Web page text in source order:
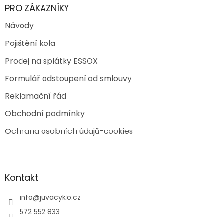
PRO ZÁKAZNÍKY
Návody
Pojištění kola
Prodej na splátky ESSOX
Formulář odstoupení od smlouvy
Reklamační řád
Obchodní podmínky
Ochrana osobních údajů-cookies
Kontakt
info@juvacyklo.cz
572 552 833